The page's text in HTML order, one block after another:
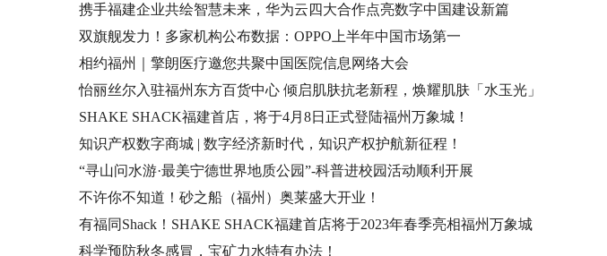
携手福建企业共绘智慧未来，华为云四大合作点亮数字中国建设新篇
双旗舰发力！多家机构公布数据：OPPO上半年中国市场第一
相约福州｜擎朗医疗邀您共聚中国医院信息网络大会
怡丽丝尔入驻福州东方百货中心 倾启肌肤抗老新程，焕耀肌肤「水玉光」
SHAKE SHACK福建首店，将于4月8日正式登陆福州万象城！
知识产权数字商城 | 数字经济新时代，知识产权护航新征程！
“寻山问水游·最美宁德世界地质公园”-科普进校园活动顺利开展
不许你不知道！砂之船（福州）奥莱盛大开业！
有福同Shack！SHAKE SHACK福建首店将于2023年春季亮相福州万象城
科学预防秋冬感冒，宝矿力水特有办法！